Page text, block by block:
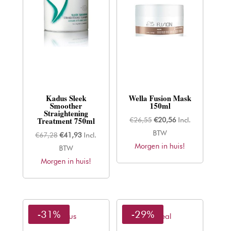
Kadus Sleek
Smoother
Straightening
Treatment 750ml
€67,28 Oorspronkelijke
prijs
was:
€41,93Huidige
is:
Incl.
BTW
Morgen in huis!
Wella Fusion Mask
150ml
€26,55 Oorspronkelijke
prijs
was:
€20,56Huidige
is:
Incl.
BTW
Morgen in huis!
Kadus
-31% L'oreal
-29%